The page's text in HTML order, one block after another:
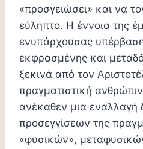
«προσγειώσει» και να
εύληπτο. Η έννοια της
ενυπάρχουσας
εκφρασμένης και
ξεκινά από τον
πραγματιστική
ανέκαθεν μια εναλλαγή
προσεγγίσεων της
«φυσικών»,